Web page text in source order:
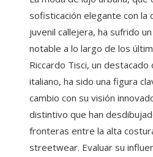
sofisticación elegante con la
juvenil callejera, ha sufrido
notable a lo largo de los
Riccardo Tisci, un destacado
italiano, ha sido una figura
cambio con su visión
distintivo que han
fronteras entre la alta
streetwear. Evaluar su